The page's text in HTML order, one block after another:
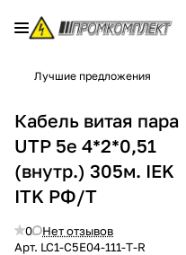
Лучшие предложения
Кабель витая пара
UTP 5e 4*2*0,51
(внутр.) 305м. IEK
ITK РФ/T
0
Нет отзывов
Арт. LC1-C5E04-111-T-R